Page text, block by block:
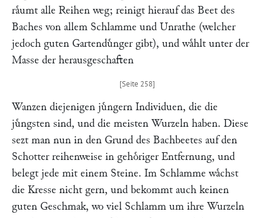
raͤumt alle Reihen weg; reinigt hierauf das Beet des
Baches von allem Schlamme und Unrathe (welcher
jedoch guten Gartenduͤnger gibt), und waͤhlt unter der
Masse der herausgeschaften
Wanzen diejenigen juͤngern Individuen, die die
juͤngsten sind, und die meisten Wurzeln haben. Diese
sezt man nun in den Grund des Bachbeetes auf den
Schotter reihenweise in gehoͤriger Entfernung, und
belegt jede mit einem Steine. Im Schlamme waͤchst
die Kresse nicht gern, und bekommt auch keinen
guten Geschmak, wo viel Schlamm um ihre Wurzeln